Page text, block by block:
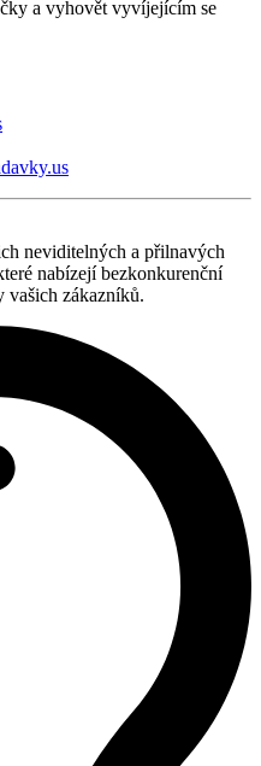
a vyhovět vyvíjejícím se
neviditelných a přilnavých
nabízejí bezkonkurenční
vašich zákazníků.